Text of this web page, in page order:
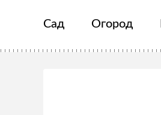
Сад Огород